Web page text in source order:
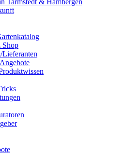
Tarmstedt & Hambergen
Shop